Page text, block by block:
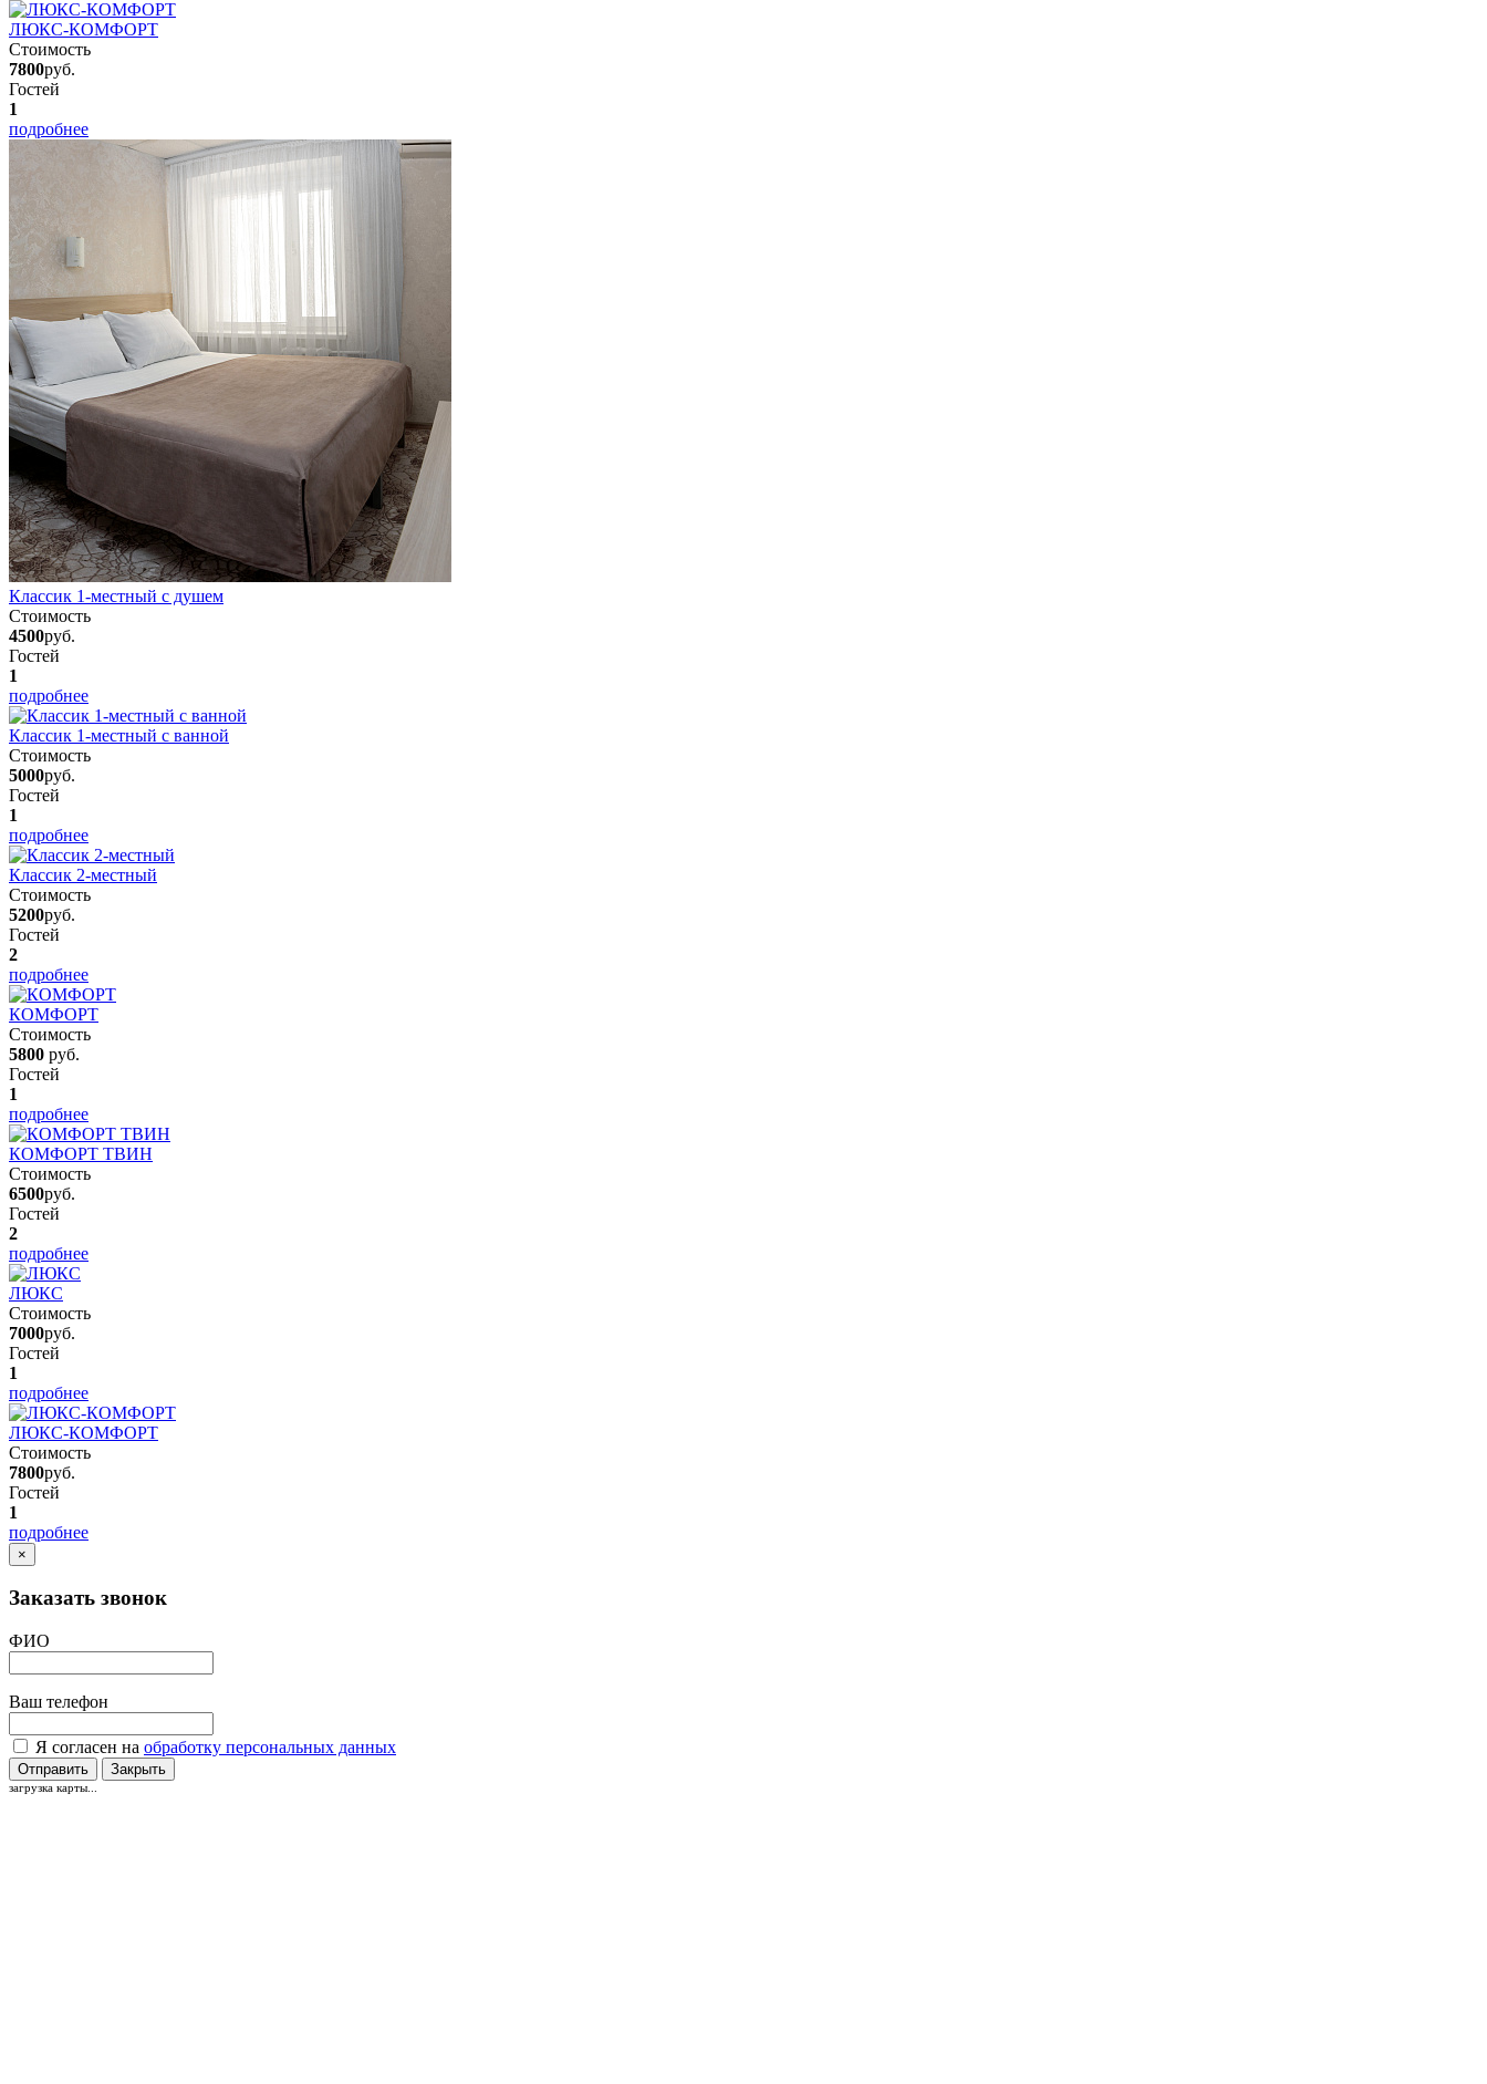
ЛЮКС-КОМФОРТ
Стоимость
7800руб.
Гостей
1
подробнее
Классик 1-местный с душем
Стоимость
4500руб.
Гостей
1
подробнее
Классик 1-местный с ванной
Стоимость
5000руб.
Гостей
1
подробнее
Классик 2-местный
Стоимость
5200руб.
Гостей
2
подробнее
КОМФОРТ
Стоимость
5800 руб.
Гостей
1
подробнее
КОМФОРТ ТВИН
Стоимость
6500руб.
Гостей
2
подробнее
ЛЮКС
Стоимость
7000руб.
Гостей
1
подробнее
ЛЮКС-КОМФОРТ
Стоимость
7800руб.
Гостей
1
подробнее
×
Заказать звонок
ФИО
Ваш телефон
Я согласен на обработку персональных данных
Отправить Закрыть
загрузка карты...